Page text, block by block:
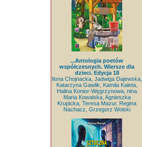
...Antologia poetów
współczesnych. Wiersze dla
dzieci. Edycja 18
Ilona Chojnacka, Jadwiga Dajewska,
Katarzyna Gawlik, Kamila Kaleta,
Halina Konior-Węgrzynowa, nina
Maria Kowalska, Agnieszka
Krupicka, Teresa Mazur, Regina
Nachacz, Grzegorz Wolski